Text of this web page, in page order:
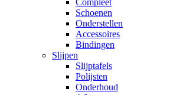
Schoenen
Onderstellen
Accessoires
Bindingen
Slijpen
Slijptafels
Polijsten
Onderhoud